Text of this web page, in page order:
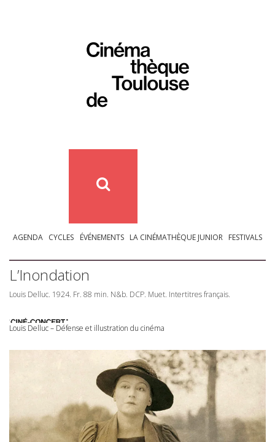
AGENDA CYCLES ÉVÉNEMENTS LA CINÉMATHÈQUE JUNIOR FESTIVALS
L’Inondation
Louis Delluc. 1924. Fr. 88 min. N&b. DCP. Muet. Intertitres français.
Louis Delluc – Défense et illustration du cinéma